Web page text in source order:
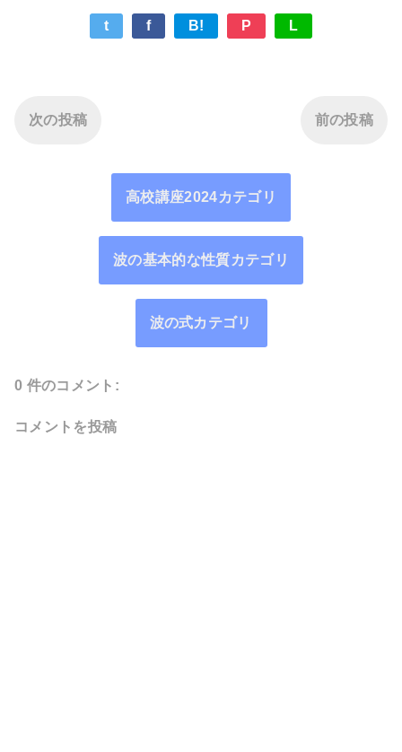
t f B! P L
次の投稿 前の投稿
高校講座2024カテゴリ
波の基本的な性質カテゴリ
波の式カテゴリ
0 件のコメント:
コメントを投稿